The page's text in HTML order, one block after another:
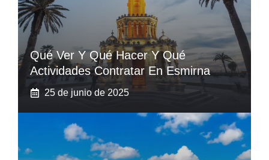
Qué Ver Y Qué Hacer Y Qué
Actividades Contratar En Esmirna
25 de junio de 2025